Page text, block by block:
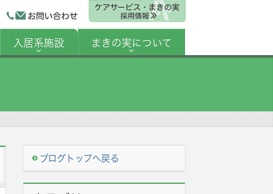
お問い合わせ
ケアサービス・まきの実
採用情報
入居系施設 まきの実について
ブログトップへ戻る